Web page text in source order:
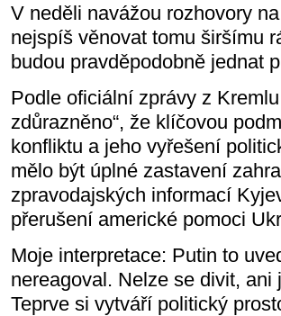
V neděli navážou rozhovory
nejspíš věnovat tomu širšímu
budou pravděpodobně jednat
Podle oficiální zprávy z
zdůrazněno“, že klíčovou
konfliktu a jeho vyřešení
mělo být úplné zastavení
zpravodajských informací
přerušení americké pomoci
Moje interpretace: Putin to
nereagoval. Nelze se divit,
Teprve si vytváří politický